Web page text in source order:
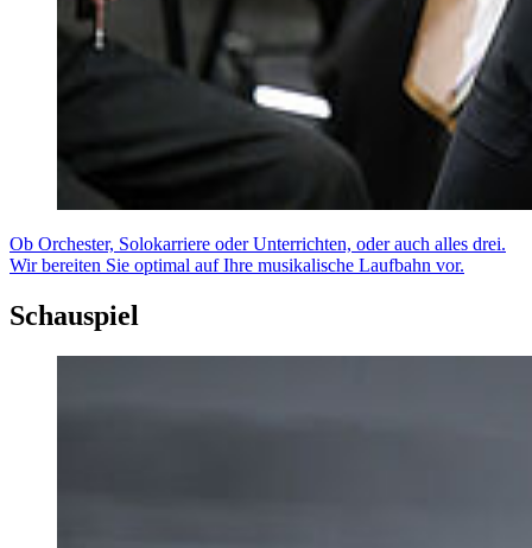
Ob Orchester, Solokarriere oder Unterrichten, oder auch alles drei.
Wir bereiten Sie optimal auf Ihre musikalische Laufbahn vor.
Schauspiel